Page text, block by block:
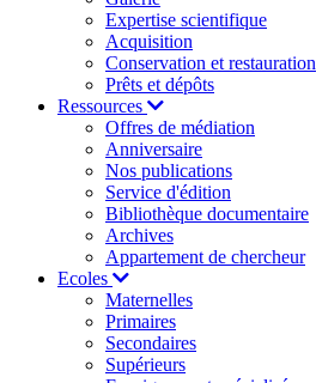
Expertise scientifique
Acquisition
Conservation et restauration
Prêts et dépôts
Ressources
Offres de médiation
Anniversaire
Nos publications
Service d'édition
Bibliothèque documentaire
Archives
Appartement de chercheur
Ecoles
Maternelles
Primaires
Secondaires
Supérieurs